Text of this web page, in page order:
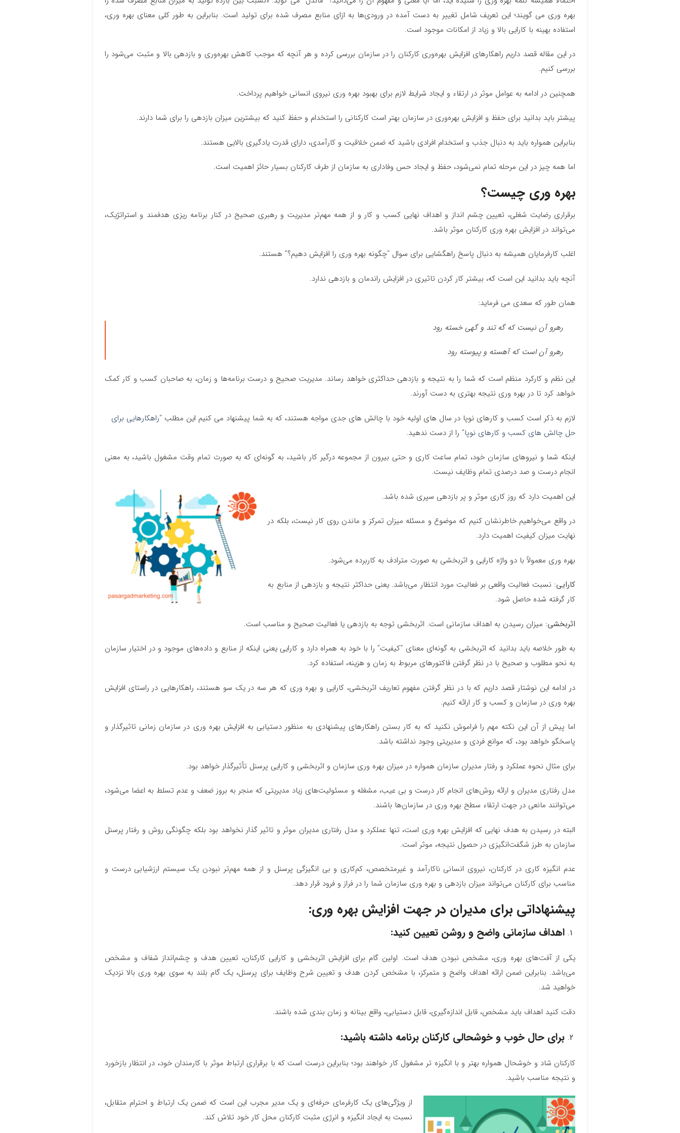
بهره وری می گویند؛ این تعریف شامل تغییر به‌ دست‌ آمده در ورودی‌ها به ازای منابع مصرف‌ شده برای تولید است. بنابراین به‌ طور کلی معنای بهره وری،
استفاده بهینه با کارایی بالا و زیاد از امکانات موجود است.
در این مقاله قصد داریم راهکارهای افزایش بهره‌وری کارکنان را در سازمان بررسی کرده و هر آنچه که موجب کاهش بهره‌وری و بازدهی بالا و مثبت ‌می‌شود را
بررسی کنیم.
همچنین در ادامه به عوامل موثر در ارتقاء و ایجاد شرایط لازم برای بهبود بهره وری نیروی انسانی خواهیم پرداخت.
پیشتر باید بدانید برای حفظ و افزایش بهره‌وری در سازمان بهتر است کارکنانی را استخدام و حفظ کنید که بیشترین میزان بازدهی را برای شما دارند.
بنابراین همواره باید به دنبال جذب و استخدام افرادی باشید که ضمن خلاقیت و کارآمدی، دارای قدرت یادگیری بالایی هستند.
اما همه‌ چیز در این مرحله تمام نمی‌شود، حفظ و ایجاد حس وفاداری به سازمان از طرف کارکنان بسیار حائز اهمیت است.
بهره وری چیست؟
برقراری رضایت شغلی، تعیین چشم‌ انداز و اهداف نهایی کسب و کار و از همه مهم‌تر مدیریت و رهبری صحیح در کنار برنامه‌ ریزی هدفمند و استراتژیک،
می‌تواند در افزایش بهره وری کارکنان موثر باشد.
اغلب کارفرمایان همیشه به دنبال پاسخ راهگشایی برای سوال “چگونه بهره وری را افزایش دهیم؟” هستند.
آنچه باید بدانید این است که، بیشتر کار کردن تاثیری در افزایش راندمان و بازدهی ندارد.
همان طور که سعدی می فرماید:
رهرو آن نیست که گه تند و گهی خسته رود
رهرو آن است که آهسته و پیوسته رود
این نظم و کارکرد منظم است که شما را به نتیجه و بازدهی حداکثری خواهد رساند. مدیریت صحیح و درست برنامه‌ها و زمان، به صاحبان کسب و کار کمک
خواهد کرد تا در بهره وری نتیجه بهتری به دست آورند.
لازم به ذکر است کسب و کارهای نوپا در سال های اولیه خود با چالش های جدی مواجه هستند، که به شما پیشنهاد می کنیم این مطلب “راهکارهایی برای
حل چالش های کسب و کارهای نوپا”را از دست ندهید.
اینکه شما و نیروهای سازمان خود، تمام ساعت کاری و حتی بیرون از مجموعه درگیر کار باشید، به‌ گونه‌ای که به‌ صورت تمام‌ وقت مشغول باشید، به معنی
انجام درست و صد درصدی تمام وظایف نیست.
این اهمیت دارد که روز کاری موثر و پر بازدهی سپری‌ شده باشد.
در واقع می‌خواهیم خاطرنشان کنیم که موضوع و مسئله میزان تمرکز و ماندن روی کار نیست، بلکه در
نهایت میزان کیفیت اهمیت دارد.
بهره وری معمولاً با دو واژه کارایی و اثربخشی به‌ صورت مترادف به‌ کاربرده می‌شود.
کارایی: نسبت فعالیت واقعی بر فعالیت مورد انتظار می‌باشد. یعنی حداکثر نتیجه و بازدهی از منابع به
کار گرفته‌ شده حاصل شود.
اثربخشی: میزان رسیدن به اهداف سازمانی است. اثربخشی توجه به بازدهی یا فعالیت صحیح و مناسب است.
به‌ طور خلاصه باید بدانید که اثربخشی به‌ گونه‌ای معنای “کیفیت” را با خود به همراه دارد و کارایی یعنی اینکه از منابع و داده‌های موجود و در اختیار سازمان
به نحو مطلوب و صحیح با در نظر گرفتن فاکتورهای مربوط به زمان و هزینه، استفاده کرد.
در ادامه این نوشتار قصد داریم که با در نظر گرفتن مفهوم تعاریف اثربخشی، کارایی و بهره وری که هر سه در یک‌ سو هستند، راهکارهایی در راستای افزایش
بهره وری در سازمان و کسب و کار ارائه کنیم.
اما پیش از آن این نکته‌ مهم را فراموش نکنید که به کار بستن راهکارهای پیشنهادی به‌ منظور دستیابی به افزایش بهره وری در سازمان زمانی تاثیرگذار و
پاسخگو خواهد بود، که موانع فردی و مدیریتی وجود نداشته باشد.
برای مثال نحوه عملکرد و رفتار مدیران سازمان همواره در میزان بهره وری سازمان و اثربخشی و کارایی پرسنل تأثیرگذار خواهد بود.
مدل رفتاری مدیران و ارائه روش‌های انجام کار درست و بی‌ عیب، مشغله و مسئولیت‌های زیاد مدیریتی که منجر به بروز ضعف و عدم تسلط به اعضا می‌شود،
می‌توانند مانعی در جهت ارتقاء سطح بهره وری در سازمان‌ها باشند.
البته در رسیدن به هدف نهایی که افزایش بهره وری است، تنها عملکرد و مدل رفتاری مدیران موثر و تاثیر گذار نخواهد بود بلکه چگونگی روش و رفتار پرسنل
سازمان به طرز شگفت‌انگیزی در حصول نتیجه، موثر است.
عدم انگیزه کاری در کارکنان، نیروی انسانی ناکارآمد و غیرمتخصص، کم‌کاری و بی انگیزگی پرسنل و از همه مهم‌تر نبودن یک سیستم ارزشیابی درست و
مناسب برای کارکنان می‌تواند میزان بازدهی و بهره وری سازمان شما را در فراز و فرود قرار دهد.
پیشنهاداتی برای مدیران در جهت افزایش بهره وری:
اهداف سازمانی واضح و روشن تعیین کنید:
یکی از آفت‌های بهره وری، مشخص نبودن هدف است. اولین گام برای افزایش اثربخشی و کارایی کارکنان، تعیین هدف و چشم‌انداز شفاف و مشخص
می‌باشد. بنابراین ضمن ارائه اهداف واضح و متمرکز، با مشخص کردن هدف و تعیین شرح وظایف برای پرسنل، یک گام بلند به‌ سوی بهره وری بالا نزدیک
خواهید شد.
دقت کنید اهداف باید مشخص، قابل‌ اندازه‌گیری، قابل‌ دستیابی، واقع‌ بینانه و زمان‌ بندی‌ شده باشند.
برای حال خوب و خوشحالی کارکنان برنامه داشته باشید:
کارکنان شاد و خوشحال همواره بهتر و با انگیزه‌ تر مشغول کار خواهند بود؛ بنابراین درست است که با برقراری ارتباط موثر با کارمندان خود، در انتظار بازخورد
و نتیجه مناسب باشید.
از ویژگی‌های یک کارفرمای حرفه‌ای و یک مدیر مجرب این است که ضمن یک ارتباط و احترام متقابل،
نسبت به ایجاد انگیزه و انرژی مثبت کارکنان محل کار خود تلاش کند.